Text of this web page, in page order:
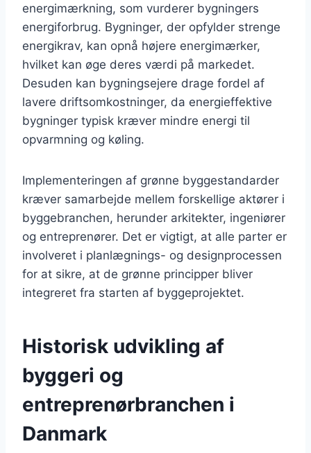
energimærkning, som vurderer bygningers
energiforbrug. Bygninger, der opfylder strenge
energikrav, kan opnå højere energimærker,
hvilket kan øge deres værdi på markedet.
Desuden kan bygningsejere drage fordel af
lavere driftsomkostninger, da energieffektive
bygninger typisk kræver mindre energi til
opvarmning og køling.
Implementeringen af grønne byggestandarder
kræver samarbejde mellem forskellige aktører i
byggebranchen, herunder arkitekter, ingeniører
og entreprenører. Det er vigtigt, at alle parter er
involveret i planlægnings- og designprocessen
for at sikre, at de grønne principper bliver
integreret fra starten af byggeprojektet.
Historisk udvikling af
byggeri og
entreprenørbranchen i
Danmark